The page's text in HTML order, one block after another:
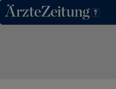
Direkt zum Inhaltsbereich